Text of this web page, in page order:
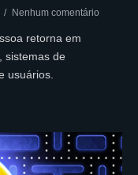
Nenhum comentário
retorna em
sistemas de
usuários.